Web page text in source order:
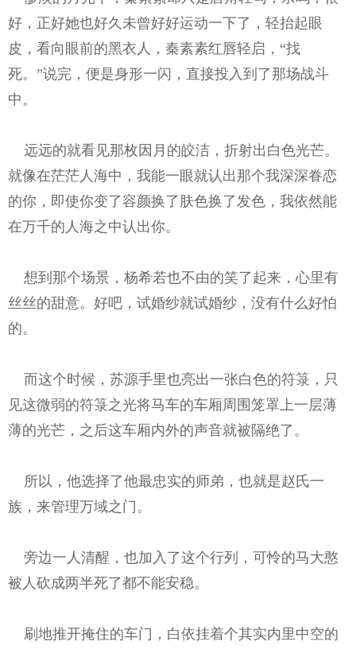
好，正好她也好久未曾好好运动一下了，轻抬起眼
皮，看向眼前的黑衣人，秦素素红唇轻启，“找
死。”说完，便是身形一闪，直接投入到了那场战斗
中。
远远的就看见那枚因月的皎洁，折射出白色光芒。
就像在茫茫人海中，我能一眼就认出那个我深深眷恋
的你，即使你变了容颜换了肤色换了发色，我依然能
在万千的人海之中认出你。
想到那个场景，杨希若也不由的笑了起来，心里有
丝丝的甜意。好吧，试婚纱就试婚纱，没有什么好怕
的。
而这个时候，苏源手里也亮出一张白色的符箓，只
见这微弱的符箓之光将马车的车厢周围笼罩上一层薄
薄的光芒，之后这车厢内外的声音就被隔绝了。
所以，他选择了他最忠实的师弟，也就是赵氏一
族，来管理万域之门。
旁边一人清醒，也加入了这个行列，可怜的马大憨
被人砍成两半死了都不能安稳。
刷地推开掩住的车门，白依挂着个其实内里中空的